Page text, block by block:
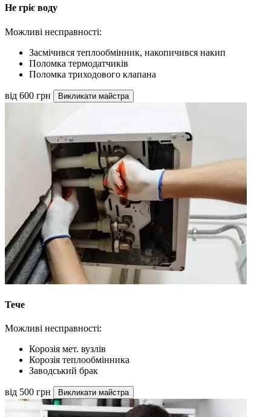
Не гріє воду
Можливі несправності:
Засмічився теплообмінник, накопичився накип
Поломка термодатчиків
Поломка триходового клапана
від 600 грн Викликати майстра
Тече
Можливі несправності:
Корозія мет. вузлів
Корозія теплообмінника
Заводський брак
від 500 грн Викликати майстра